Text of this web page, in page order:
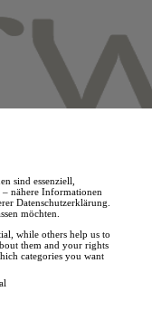
sind essenziell,
– nähere Informationen
Datenschutzerklärung.
möchten.
while others help us to
them and your rights
categories you want